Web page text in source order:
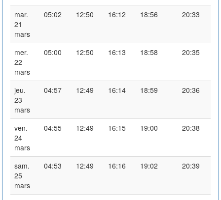
mar.
21
mars
05:02 12:50 16:12 18:56 20:33
mer.
22
mars
05:00 12:50 16:13 18:58 20:35
jeu.
23
mars
04:57 12:49 16:14 18:59 20:36
ven.
24
mars
04:55 12:49 16:15 19:00 20:38
sam.
25
mars
04:53 12:49 16:16 19:02 20:39